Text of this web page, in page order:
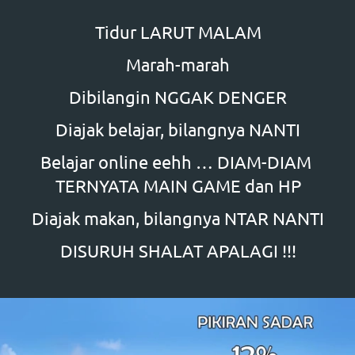
Tidur LARUT MALAM
Marah-marah
Dibilangin NGGAK DENGER
Diajak belajar, bilangnya NANTI
Belajar online eehh … DIAM-DIAM
TERNYATA MAIN GAME dan HP
Diajak makan, bilangnya NTAR NANTI
DISURUH SHALAT APALAGI !!!